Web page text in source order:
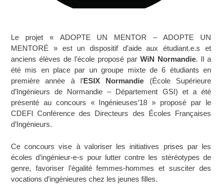
Le projet « ADOPTE UN MENTOR – ADOPTE UN
MENTORÉ » est un dispositif d’aide aux étudiant.e.s et
anciens élèves de l’école proposé par WiN Normandie. Il a
été mis en place par un groupe mixte de 6 étudiants en
première année à l’ESIX Normandie (École Supérieure
d’Ingénieurs de Normandie – Département GSI) et a été
présenté au concours « Ingénieuses’18 » proposé par le
CDEFI Conférence des Directeurs des Écoles Françaises
d’Ingénieurs.
Ce concours vise à valoriser les initiatives prises par les
écoles d’ingénieur-e-s pour lutter contre les stéréotypes de
genre, favoriser l’égalité femmes-hommes et susciter des
vocations d’ingénieures chez les jeunes filles.